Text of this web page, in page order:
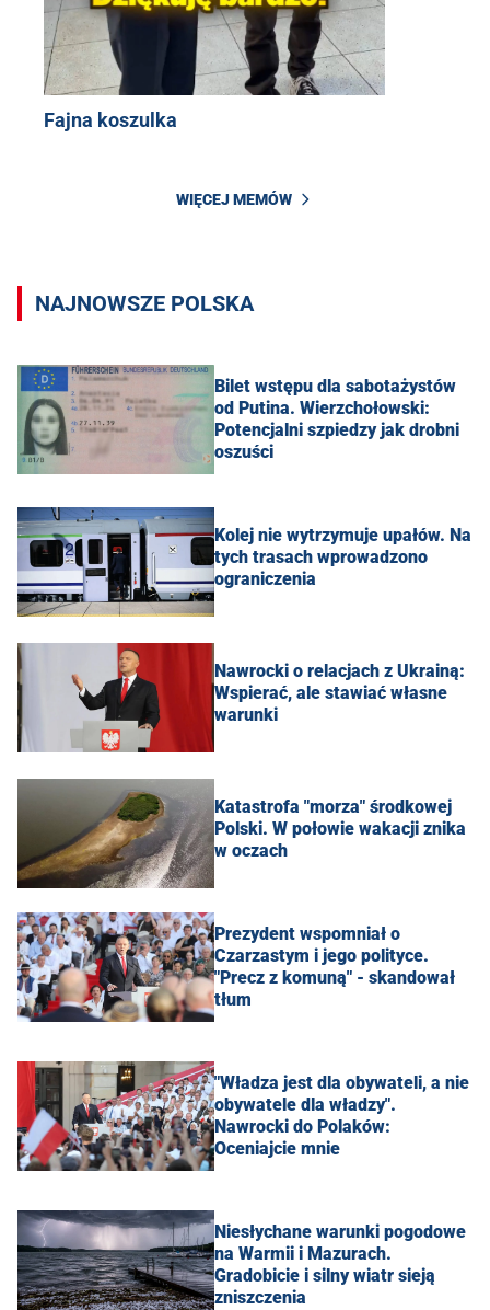
Fajna koszulka
WIĘCEJ MEMÓW
NAJNOWSZE POLSKA
Bilet wstępu dla sabotażystów
od Putina. Wierzchołowski:
Potencjalni szpiedzy jak drobni
oszuści
Kolej nie wytrzymuje upałów. Na
tych trasach wprowadzono
ograniczenia
Nawrocki o relacjach z Ukrainą:
Wspierać, ale stawiać własne
warunki
Katastrofa "morza" środkowej
Polski. W połowie wakacji znika
w oczach
Prezydent wspomniał o
Czarzastym i jego polityce.
"Precz z komuną" - skandował
tłum
"Władza jest dla obywateli, a nie
obywatele dla władzy".
Nawrocki do Polaków:
Oceniajcie mnie
Niesłychane warunki pogodowe
na Warmii i Mazurach.
Gradobicie i silny wiatr sieją
zniszczenia